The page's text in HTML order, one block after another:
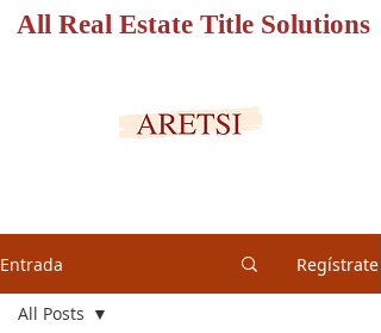
All Real Estate Title Solutions
Entrada Regístrate
All Posts